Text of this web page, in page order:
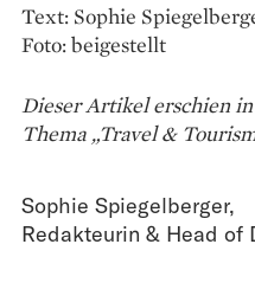
Text: Sophie
Foto: beigestellt
Dieser Artikel erschien
Thema „Travel &
Sophie Spiegelberger,
Redakteurin & Head of